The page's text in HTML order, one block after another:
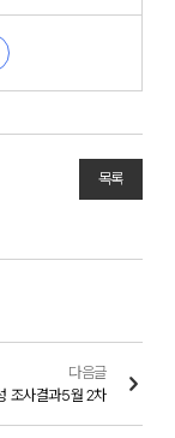
목록
다음글
조사결과5월 2차